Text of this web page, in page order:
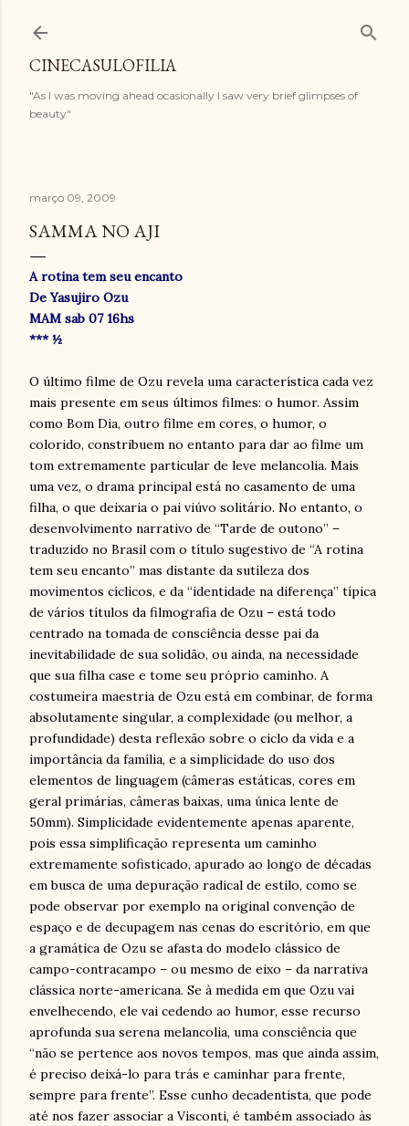
CINECASULOFILIA
"As I was moving ahead ocasionally I saw very brief glimpses of
beauty"
março 09, 2009
SAMMA NO AJI
A rotina tem seu encanto
De Yasujiro Ozu
MAM sab 07 16hs
*** ½
O último filme de Ozu revela uma característica cada vez
mais presente em seus últimos filmes: o humor. Assim
como Bom Dia, outro filme em cores, o humor, o
colorido, constribuem no entanto para dar ao filme um
tom extremamente particular de leve melancolia. Mais
uma vez, o drama principal está no casamento de uma
filha, o que deixaria o pai viúvo solitário. No entanto, o
desenvolvimento narrativo de “Tarde de outono” –
traduzido no Brasil com o título sugestivo de “A rotina
tem seu encanto” mas distante da sutileza dos
movimentos cíclicos, e da “identidade na diferença” típica
de vários títulos da filmografia de Ozu – está todo
centrado na tomada de consciência desse pai da
inevitabilidade de sua solidão, ou ainda, na necessidade
que sua filha case e tome seu próprio caminho. A
costumeira maestria de Ozu está em combinar, de forma
absolutamente singular, a complexidade (ou melhor, a
profundidade) desta reflexão sobre o ciclo da vida e a
importância da família, e a simplicidade do uso dos
elementos de linguagem (câmeras estáticas, cores em
geral primárias, câmeras baixas, uma única lente de
50mm). Simplicidade evidentemente apenas aparente,
pois essa simplificação representa um caminho
extremamente sofisticado, apurado ao longo de décadas
em busca de uma depuração radical de estilo, como se
pode observar por exemplo na original convenção de
espaço e de decupagem nas cenas do escritório, em que
a gramática de Ozu se afasta do modelo clássico de
campo-contracampo – ou mesmo de eixo – da narrativa
clássica norte-americana. Se à medida em que Ozu vai
envelhecendo, ele vai cedendo ao humor, esse recurso
aprofunda sua serena melancolia, uma consciência que
“não se pertence aos novos tempos, mas que ainda assim,
é preciso deixá-lo para trás e caminhar para frente,
sempre para frente”. Esse cunho decadentista, que pode
até nos fazer associar a Visconti, é também associado às